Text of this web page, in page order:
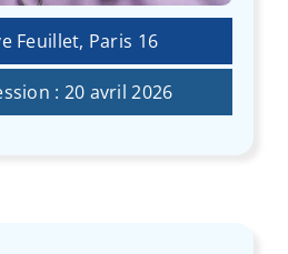
Feuillet, Paris 16
: 20 avril 2026